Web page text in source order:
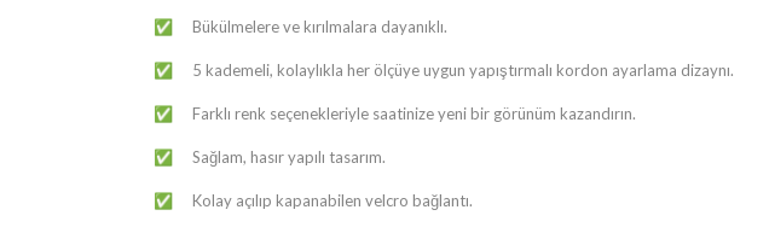
✅ ​​Bükülmelere ve kırılmalara dayanıklı.
✅ ​​5 kademeli, kolaylıkla her ölçüye uygun yapıştırmalı kordon ayarlama dizaynı.
✅ ​​Farklı renk seçenekleriyle saatinize yeni bir görünüm kazandırın.
✅ ​​Sağlam, hasır yapılı tasarım.
✅ ​​Kolay açılıp kapanabilen velcro bağlantı.